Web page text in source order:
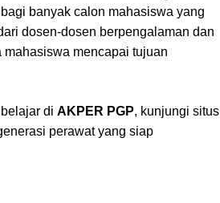
banyak calon mahasiswa yang
dosen-dosen berpengalaman dan
mencapai tujuan
di AKPER PGP, kunjungi situs
perawat yang siap